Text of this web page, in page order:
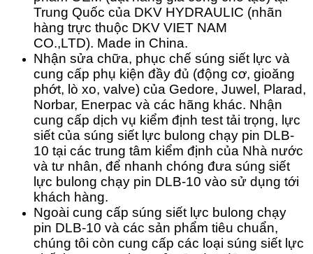
Trung Quốc của DKV HYDRAULIC (nhãn
hàng trực thuộc DKV VIET NAM
CO.,LTD). Made in China.
Nhận sửa chữa, phục chế súng siết lực và
cung cấp phụ kiện đầy đủ (động cơ, gioăng
phớt, lò xo, valve) của Gedore, Juwel, Plarad,
Norbar, Enerpac và các hãng khác. Nhận
cung cấp dịch vụ kiểm định test tải trọng, lực
siết của súng siết lực bulong chạy pin DLB-
10 tại các trung tâm kiểm định của Nhà nước
và tư nhân, để nhanh chóng đưa súng siết
lực bulong chạy pin DLB-10 vào sử dụng tới
khách hàng.
Ngoài cung cấp súng siết lực bulong chạy
pin DLB-10 và các sản phẩm tiêu chuẩn,
chúng tôi còn cung cấp các loại súng siết lực